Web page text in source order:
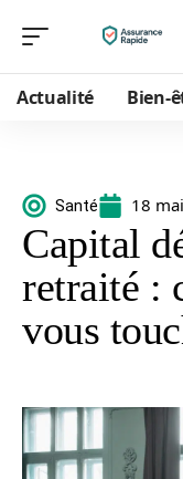
Actualité Bien-
Santé 18
Capital
retraité :
vous